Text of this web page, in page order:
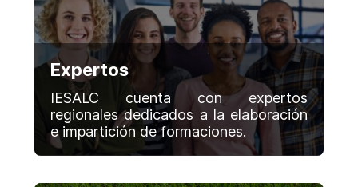
Expertos
IESALC cuenta con expertos
regionales dedicados a la elaboración
e impartición de formaciones.